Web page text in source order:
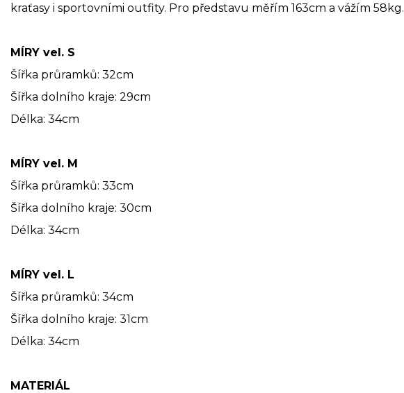
kraťasy i sportovními outfity. Pro představu měřím 163cm a vážím 58kg.
MÍRY vel. S
Šířka průramků: 32cm
Šířka dolního kraje: 29cm
Délka: 34cm
MÍRY vel. M
Šířka průramků: 33cm
Šířka dolního kraje: 30cm
Délka: 34cm
MÍRY vel. L
Šířka průramků: 34cm
Šířka dolního kraje: 31cm
Délka: 34cm
MATERIÁL